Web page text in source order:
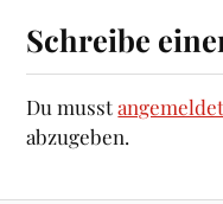
Schreibe
Du musstangemeldet
abzugeben.